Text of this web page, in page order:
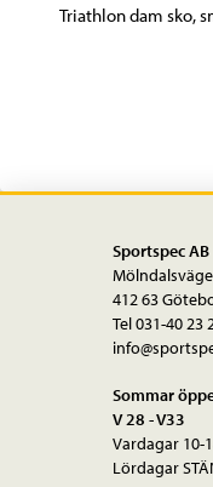
Triathlon dam sko,
Sportspec AB
412 63
Tel 031-40 23
Sommar
V 28 - V33
Vardagar 10-
Lördagar